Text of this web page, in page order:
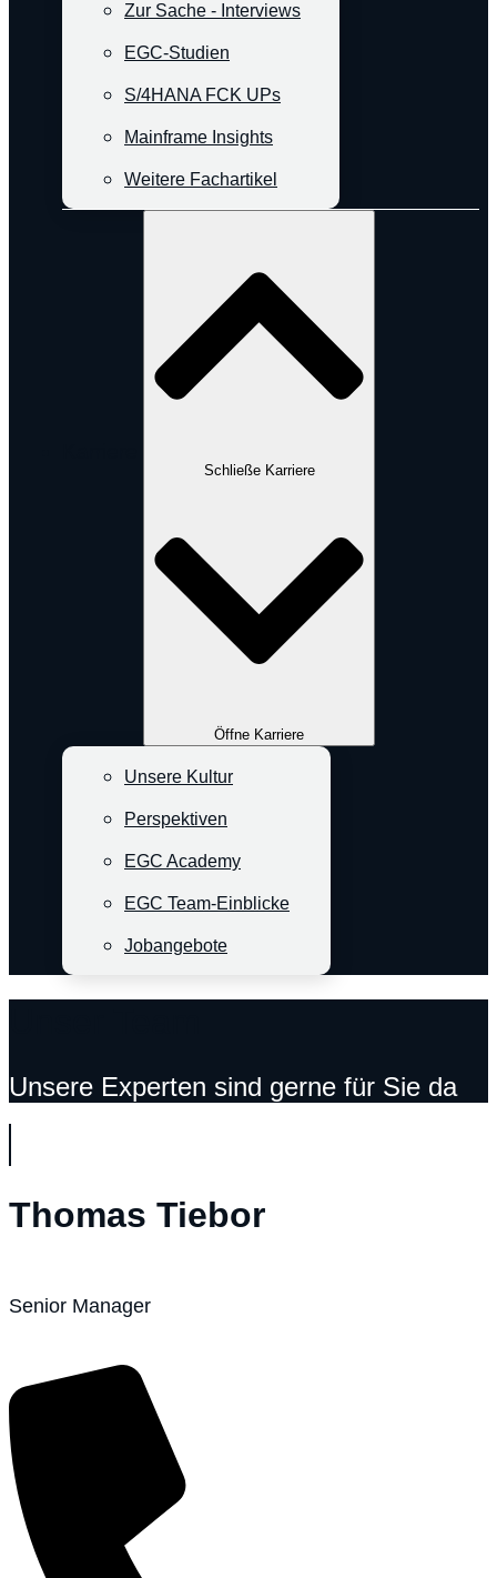
Zur Sache - Interviews
EGC-Studien
S/4HANA FCK UPs
Mainframe Insights
Weitere Fachartikel
Schließe Karriere
Öffne Karriere
Unsere Kultur
Perspektiven
EGC Academy
EGC Team-Einblicke
Jobangebote
Unsere Experten sind gerne für Sie da
Thomas Tiebor
Senior Manager